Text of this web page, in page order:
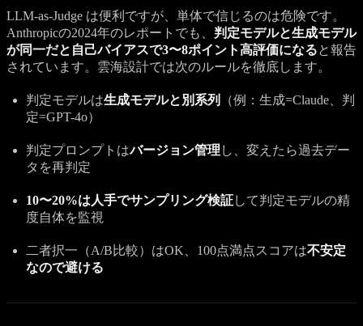
LLM-as-Judge は便利ですが、単体で信じるのは危険です。
Anthropicの2024年のレポートでも、 判定モデルと生成モデル
が同一だと自己バイアスで3〜8ポイント高評価になると報告
されています。雲海設計では次のルールを徹底します。
判定モデルは生成モデルと別系列
（例：生成=Claude、判
定=GPT-4o）
判定プロンプトはバージョン管理 し、変えたら過去デー
タを再判定
10〜20%は人手でサンプリング検証して判定モデルの精
度自体を監視
二者択一（A/B比較）はOK、100点満点スコアは不安定
なので避ける